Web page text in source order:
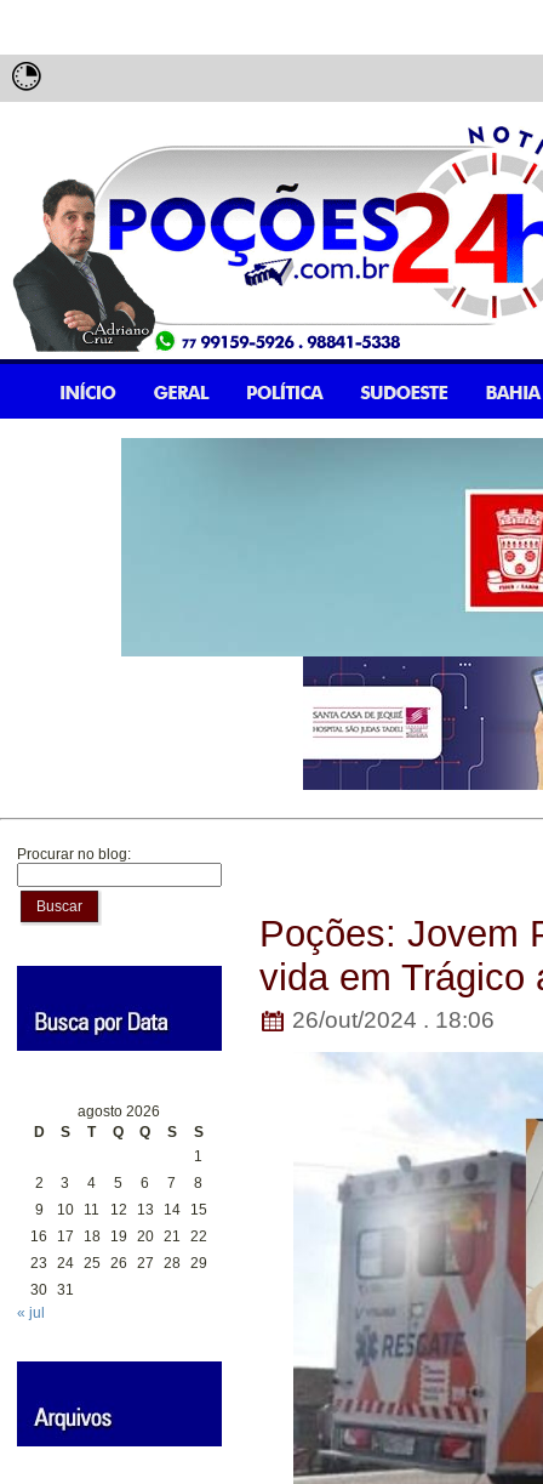
Procurar no blog:
Buscar
agosto 2026
D
S T Q Q S
S
1
2
3 4 5 6 7
8
9
10 11 12 13 14
15
16
17 18 19 20 21
22
23
24 25 26 27 28 29
30 31
« jul
Poções: Jovem
vida em Trágico
26/out/2024 . 18:06